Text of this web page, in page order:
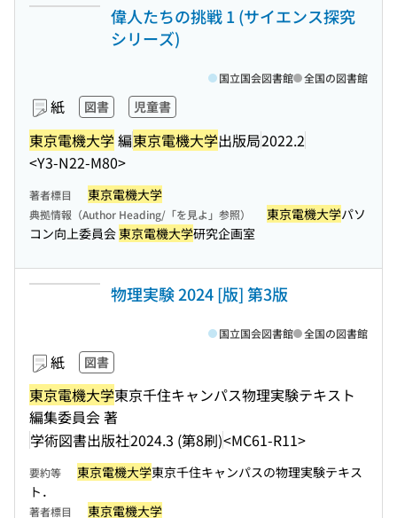
偉人たちの挑戦 1 (サイエンス探究
シリーズ)
紙 図書 児童書
東京電機大学 編東京電機大学出版局2022.2
<Y3-N22-M80>
国立国会図書館 全国の図書館
著者標目 東京電機大学
典拠情報（Author Heading/「を見よ」参照） 東京電機大学パソ
コン向上委員会 東京電機大学研究企画室
物理実験 2024 [版] 第3版
紙 図書
東京電機大学東京千住キャンパス物理実験テキスト
編集委員会 著
学術図書出版社2024.3 (第8刷)<MC61-R11>
国立国会図書館 全国の図書館
要約等 東京電機大学東京千住キャンパスの物理実験テキス
ト．
著者標目 東京電機大学